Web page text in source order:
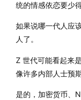
统的情感依恋要少得
如果说哪一代人应
人了。
Z 世代可能看起来
像许多内部人士预
是的，加密货币、